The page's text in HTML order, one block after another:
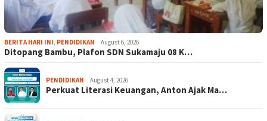
BERITA HARI INI, PENDIDIKAN August 6, 2026
Ditopang Bambu, Plafon SDN Sukamaju 08 K…
PENDIDIKAN August 4, 2026
Perkuat Literasi Keuangan, Anton Ajak Ma…